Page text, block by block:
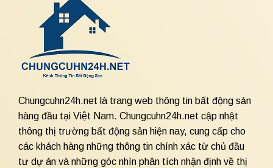
Chungcuhn24h.net là trang web thông tin bất động sản
hàng đầu tại Việt Nam. Chungcuhn24h.net cập nhật
thông thị trường bất động sản hiện nay, cung cấp cho
các khách hàng những thông tin chính xác từ chủ đầu
tư dự án và những góc nhìn phân tích nhận định về thị